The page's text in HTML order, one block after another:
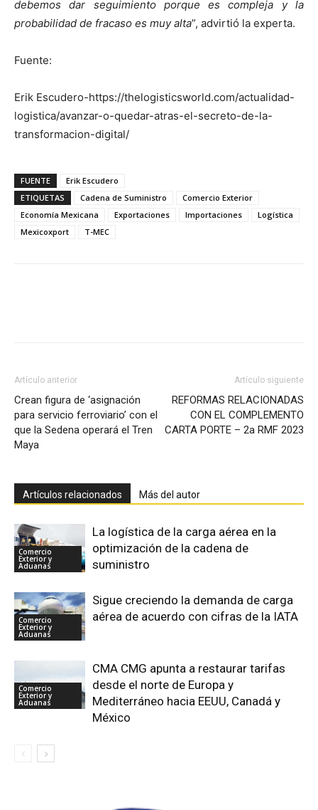
debemos dar seguimiento porque es compleja y la
probabilidad de fracaso es muy alta”, advirtió la experta.
Fuente:
Erik Escudero-https://thelogisticsworld.com/actualidad-
logistica/avanzar-o-quedar-atras-el-secreto-de-la-
transformacion-digital/
FUENTE
Erik Escudero
ETIQUETAS
Cadena de Suministro
Comercio Exterior
Economía Mexicana
Exportaciones Importaciones
Logística
Mexicoxport
T-MEC
Artículo anterior
Crean figura de ‘asignación
para servicio ferroviario’ con el
que la Sedena operará el Tren
Maya
Artículo siguiente
REFORMAS RELACIONADAS
CON EL COMPLEMENTO
CARTA PORTE – 2a RMF 2023
Artículos relacionados Más del autor
Comercio
Exterior y
Aduanas
La logística de la carga aérea en la
optimización de la cadena de
suministro
Comercio
Exterior y
Aduanas
Sigue creciendo la demanda de carga
aérea de acuerdo con cifras de la IATA
Comercio
Exterior y
Aduanas
CMA CMG apunta a restaurar tarifas
desde el norte de Europa y
Mediterráneo hacia EEUU, Canadá y
México